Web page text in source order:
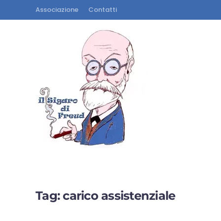
Associazione Contatti
Tag:carico assistenziale